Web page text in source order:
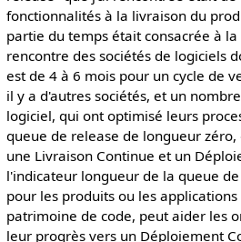
fonctionnalités à la livraison du
partie du temps était consacrée à
rencontre des sociétés de logiciels
est de 4 à 6 mois pour un cycle de
il y a d'autres sociétés, et un
logiciel, qui ont optimisé leurs
queue de release de longueur
une Livraison Continue et un
l'indicateur longueur de la queue
pour les produits ou les
patrimoine de code, peut aider les
leur progrès vers un Déploiement